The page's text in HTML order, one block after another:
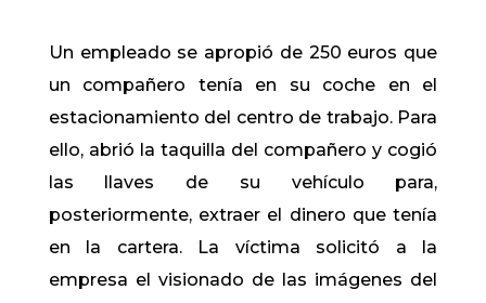
Un empleado se apropió de 250 euros que
un compañero tenía en su coche en el
estacionamiento del centro de trabajo. Para
ello, abrió la taquilla del compañero y cogió
las llaves de su vehículo para,
posteriormente, extraer el dinero que tenía
en la cartera. La víctima solicitó a la
empresa el visionado de las imágenes del